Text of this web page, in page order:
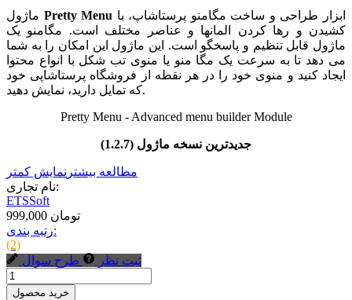
Pretty Menu
کشیدن و رها کردن المانها و عناصر مختلف است. مگامنو یک
ماژول قابل تنظیم و پاسخگو است. این ماژول این امکان را به شما
می دهد تا به سرعت یک مگا منو یا منوی تب شکل با انواع محتوا
ایجاد کنید و منوی خود را در هر نقطه از فروشگاه پرستاشاپی خود
که تمایل دارید، نمایش دهید.
Pretty Menu - Advanced menu builder Module
جدیدترین نسخه ماژول (1.2.7)
مطالعه بیشتر نمایش کمتر
نام تجاری:
ETSSoft
999,000 تومان
رتبه بندی:
(2)
ثبت نظر
طرح سوال
خرید محصول